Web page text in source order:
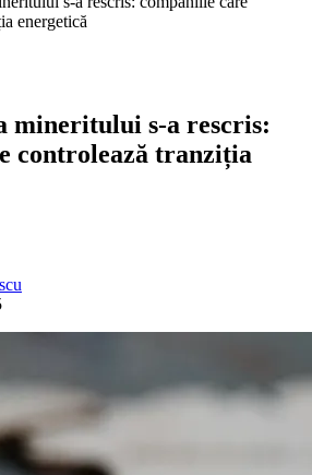
energetică
mineritului s-a rescris:
controlează tranziția